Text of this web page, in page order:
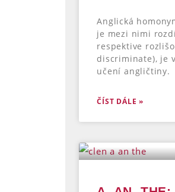
Anglická
je mezi nimi
respektive
discriminate), je
učení angličtiny.
ČÍST DÁLE »